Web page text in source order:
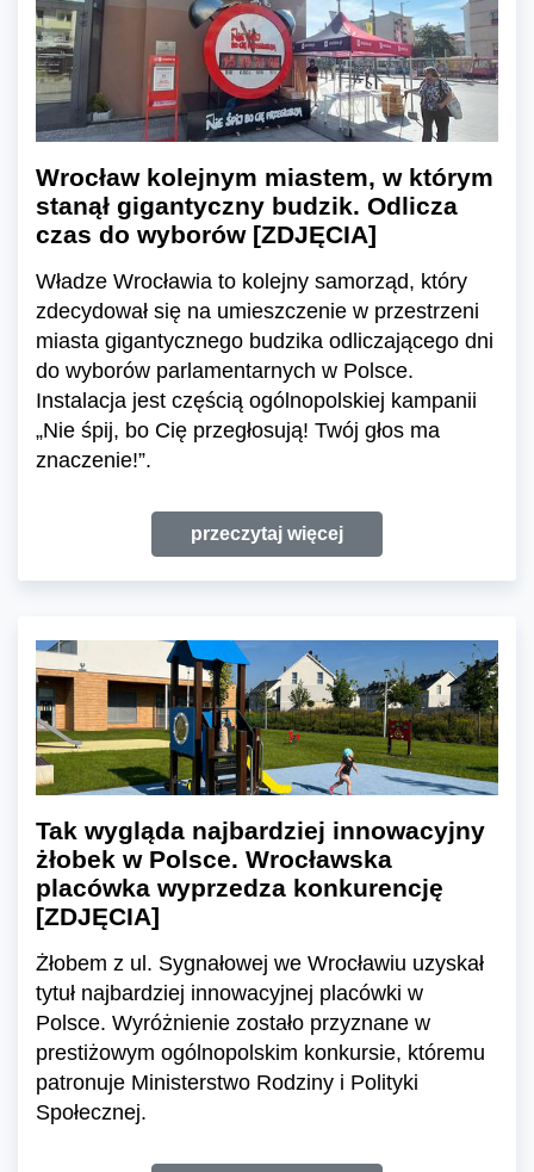
Wrocław kolejnym miastem, w którym
stanął gigantyczny budzik. Odlicza
czas do wyborów [ZDJĘCIA]
Władze Wrocławia to kolejny samorząd, który
zdecydował się na umieszczenie w przestrzeni
miasta gigantycznego budzika odliczającego dni
do wyborów parlamentarnych w Polsce.
Instalacja jest częścią ogólnopolskiej kampanii
„Nie śpij, bo Cię przegłosują! Twój głos ma
znaczenie!”.
przeczytaj więcej
Tak wygląda najbardziej innowacyjny
żłobek w Polsce. Wrocławska
placówka wyprzedza konkurencję
[ZDJĘCIA]
Żłobem z ul. Sygnałowej we Wrocławiu uzyskał
tytuł najbardziej innowacyjnej placówki w
Polsce. Wyróżnienie zostało przyznane w
prestiżowym ogólnopolskim konkursie, któremu
patronuje Ministerstwo Rodziny i Polityki
Społecznej.